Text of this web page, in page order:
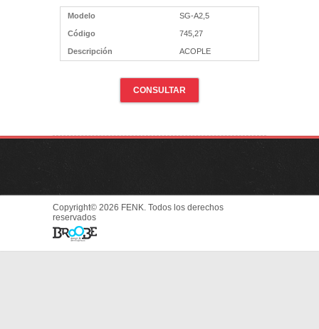
Modelo SG-A2,5
Código 745,27
Descripción ACOPLE
CONSULTAR
Copyright© 2026 FENK. Todos los derechos
reservados